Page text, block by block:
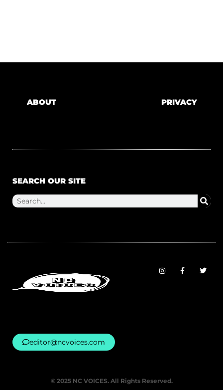
ABOUT PRIVACY
SEARCH OUR SITE
editor@ncvoices.com
© 2025 NC VOICES. All Rights Reserved.